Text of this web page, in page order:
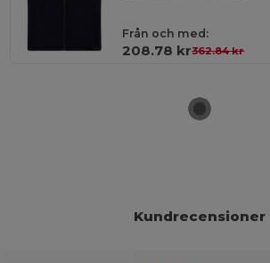
Från och med:
208.78 kr362.84 kr
Kundrecensioner